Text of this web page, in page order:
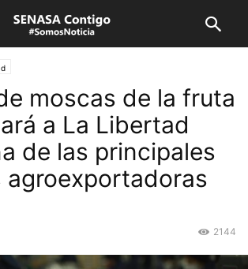
moscas de la fruta
a La Libertad
de las principales
agroexportadoras
2144